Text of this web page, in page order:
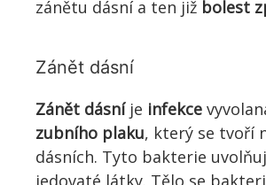
zánětu dásní a ten již bolest
Zánět dásní
Zánět dásníje infekce
zubního plaku, který se tvoří
dásních. Tyto bakterie